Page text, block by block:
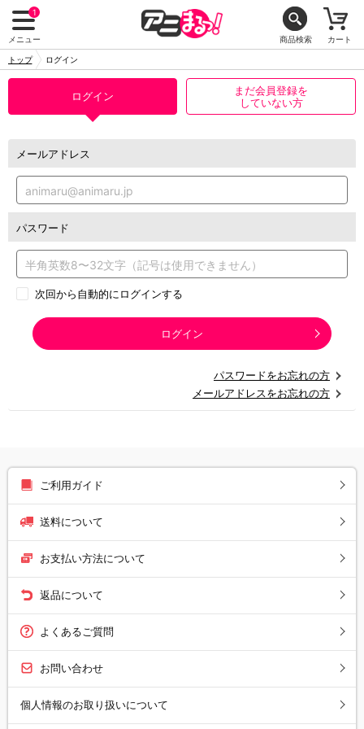
1
メニュー 商品検索 カート
トップ ログイン
ログイン
まだ会員登録を
していない方
メールアドレス
パスワード
次回から自動的にログインする
ログイン
パスワードをお忘れの方
メールアドレスをお忘れの方
ご利用ガイド
送料について
お支払い方法について
返品について
よくあるご質問
お問い合わせ
個人情報のお取り扱いについて